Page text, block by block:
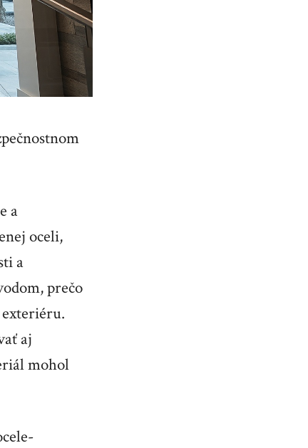
a
oceli,
a
prečo
aj
mohol